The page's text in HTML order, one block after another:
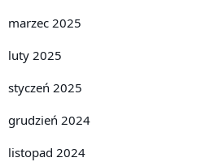
marzec 2025
luty 2025
styczeń 2025
grudzień 2024
listopad 2024